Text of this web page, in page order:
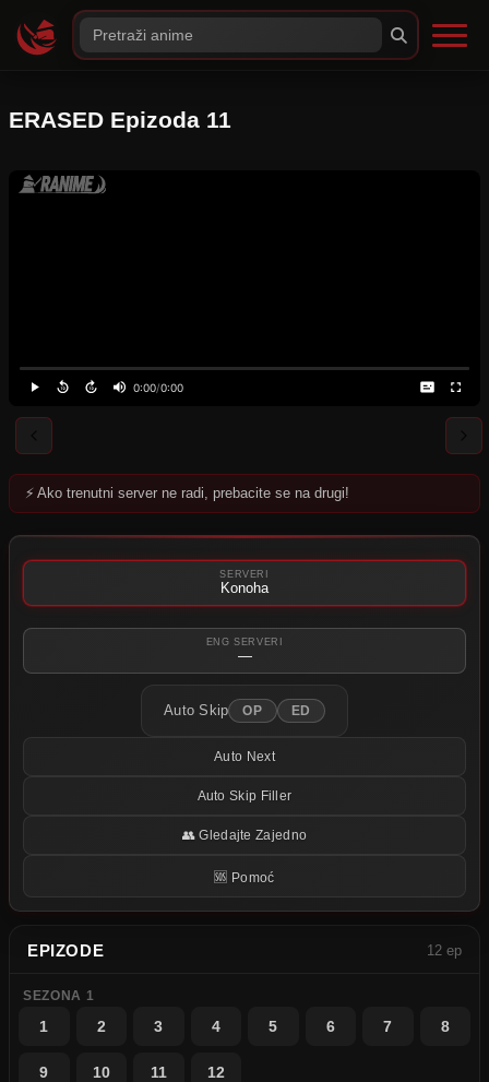
ERASED Epizoda 11
0:00/0:00
Server nije dostupan
Pokušajte neki drugi server.
⚡ Ako trenutni server ne radi, prebacite se na drugi!
SERVERI
Konoha
ENG SERVERI
—
Auto Skip OP ED
Auto Next
Auto Skip Filler
👥 Gledajte Zajedno
🆘 Pomoć
EPIZODE 12 ep
SEZONA 1
1 2 3 4 5 6 7 8
9 10 11 12